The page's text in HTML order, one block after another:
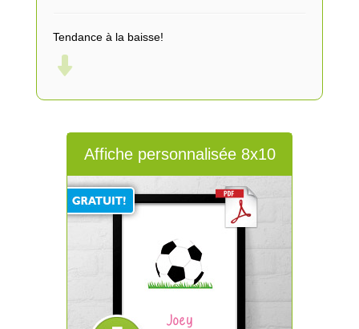
Tendance à la baisse!
Affiche personnalisée 8x10
Joey